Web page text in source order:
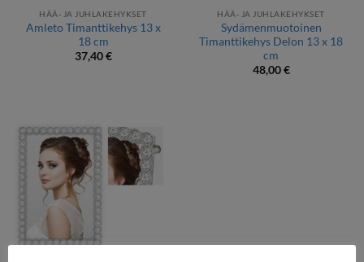
HÄÄ- JA JUHLAKEHYKSET
Amleto Timanttikehys 13 x
18 cm
37,40€
HÄÄ- JA JUHLAKEHYKSET
Sydämenmuotoinen
Timanttikehys Delon 13 x 18
cm
48,00€